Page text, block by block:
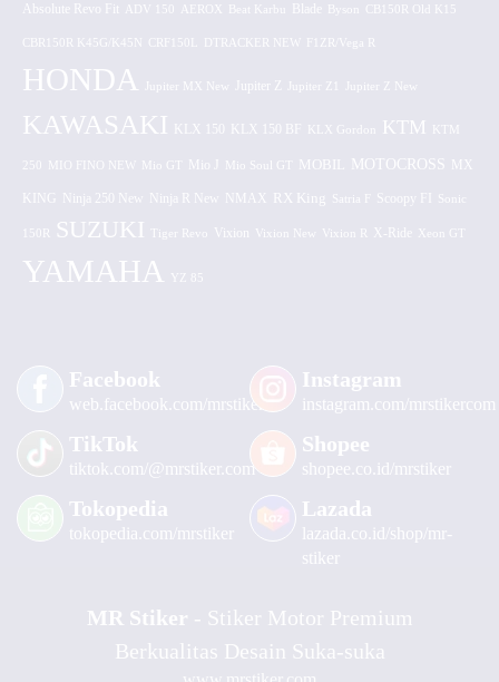
Absolute Revo Fit ADV 150 AEROX CB150R Old K15
CBR150R K45G/K45N CRF150L DTRACKER NEW F1ZR/Vega R
HONDA Jupiter MX New Jupiter Z Jupiter Z1 Jupiter Z New
KAWASAKI KLX 150 KLX 150 BF KLX Gordon KTM KTM
250 MIO FINO NEW Mio GT Mio J Mio Soul GT MOBIL MOTOCROSS MX
KING Ninja 250 New Ninja R New NMAX RX King Satria F Scoopy FI Sonic
150R SUZUKI Tiger Revo Vixion Vixion New Vixion R X-Ride Xeon GT
YAMAHA YZ 85
Facebook
web.facebook.com/mrstiker
Instagram
instagram.com/mrstikercom
TikTok
tiktok.com/@mrstiker.com
Shopee
shopee.co.id/mrstiker
Tokopedia
tokopedia.com/mrstiker
Lazada
lazada.co.id/shop/mr-
stiker
MR Stiker - Stiker Motor Premium
Berkualitas Desain Suka-suka